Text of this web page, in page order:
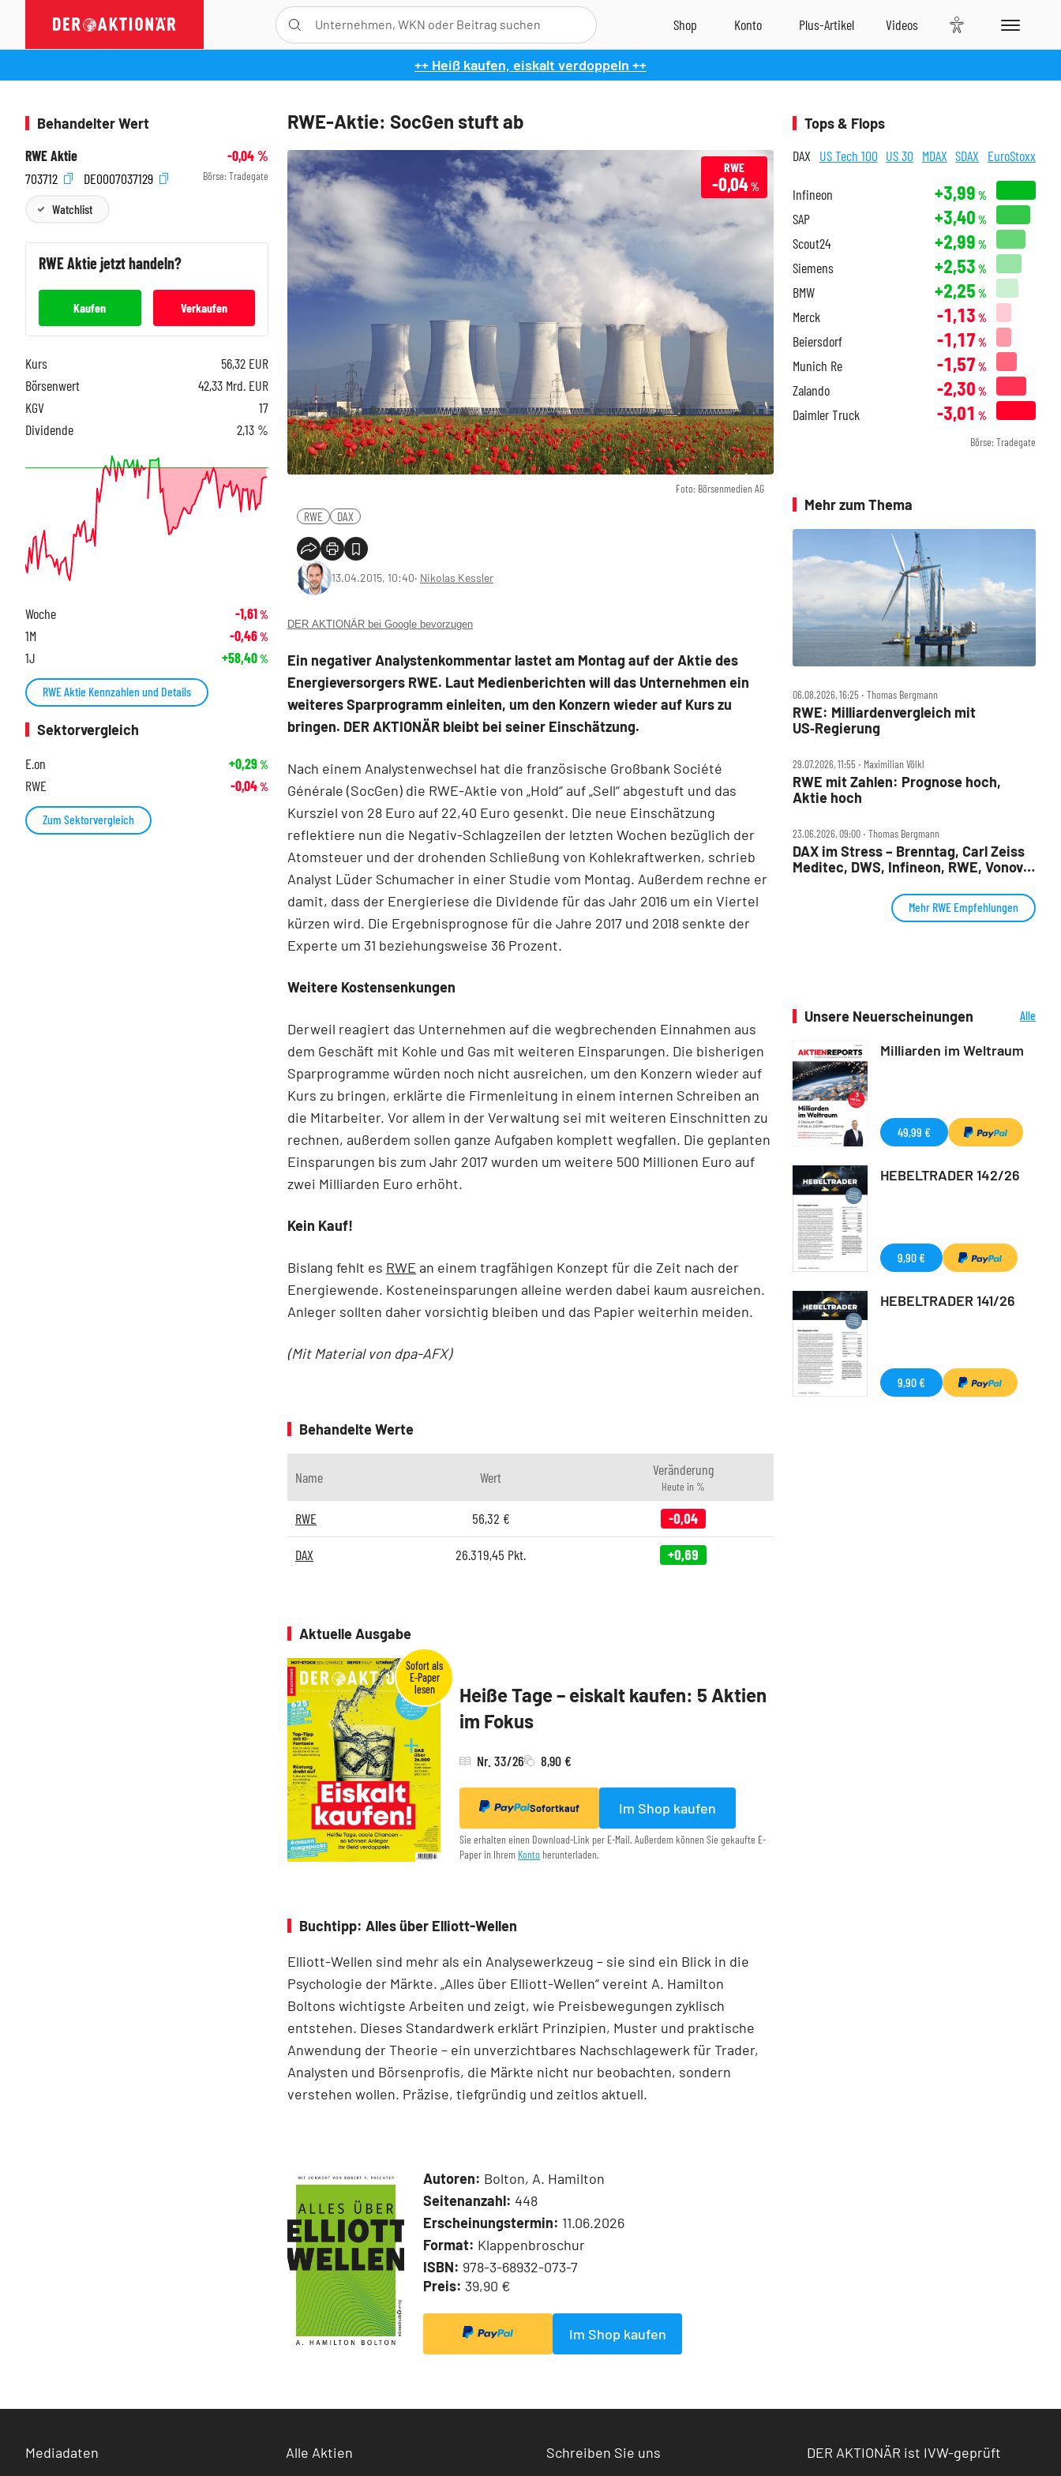
++ Heiß kaufen, eiskalt verdoppeln ++
RWE-Aktie: SocGen stuft ab
Foto: Börsenmedien AG
RWE
-0,04%
RWE DAX
13.04.2015, 10:40‧ Nikolas Kessler
DER AKTIONÄR bei Google bevorzugen
Ein negativer Analystenkommentar lastet am Montag auf der Aktie des
Energieversorgers RWE. Laut Medienberichten will das Unternehmen ein
weiteres Sparprogramm einleiten, um den Konzern wieder auf Kurs zu
bringen. DER AKTIONÄR bleibt bei seiner Einschätzung.
Nach einem Analystenwechsel hat die französische Großbank Société
Générale (SocGen) die RWE-Aktie von „Hold“ auf „Sell“ abgestuft und das
Kursziel von 28 Euro auf 22,40 Euro gesenkt. Die neue Einschätzung
reflektiere nun die Negativ-Schlagzeilen der letzten Wochen bezüglich der
Atomsteuer und der drohenden Schließung von Kohlekraftwerken, schrieb
Analyst Lüder Schumacher in einer Studie vom Montag. Außerdem rechne er
damit, dass der Energieriese die Dividende für das Jahr 2016 um ein Viertel
kürzen wird. Die Ergebnisprognose für die Jahre 2017 und 2018 senkte der
Experte um 31 beziehungsweise 36 Prozent.
Weitere Kostensenkungen
Derweil reagiert das Unternehmen auf die wegbrechenden Einnahmen aus
dem Geschäft mit Kohle und Gas mit weiteren Einsparungen. Die bisherigen
Sparprogramme würden noch nicht ausreichen, um den Konzern wieder auf
Kurs zu bringen, erklärte die Firmenleitung in einem internen Schreiben an
die Mitarbeiter. Vor allem in der Verwaltung sei mit weiteren Einschnitten zu
rechnen, außerdem sollen ganze Aufgaben komplett wegfallen. Die geplanten
Einsparungen bis zum Jahr 2017 wurden um weitere 500 Millionen Euro auf
zwei Milliarden Euro erhöht.
Kein Kauf!
Bislang fehlt es RWE an einem tragfähigen Konzept für die Zeit nach der
Energiewende. Kosteneinsparungen alleine werden dabei kaum ausreichen.
Anleger sollten daher vorsichtig bleiben und das Papier weiterhin meiden.
(Mit Material von dpa-AFX)
Behandelte Werte
Name Wert Veränderung
Heute in %
RWE 56,32 € -0,04
DAX 26.319,45 Pkt. +0,69
Aktuelle Ausgabe
Heiße Tage – eiskalt kaufen: 5 Aktien
im Fokus
Nr. 33/26 8,90 €
Sofortkauf Im Shop kaufen
Sie erhalten einen Download-Link per E-Mail. Außerdem können Sie gekaufte E-
Paper in Ihrem Konto herunterladen.
Buchtipp: Alles über Elliott-Wellen
Elliott-Wellen sind mehr als ein Analysewerkzeug – sie sind ein Blick in die
Psychologie der Märkte. „Alles über Elliott-Wellen“ vereint A. Hamilton
Boltons wichtigste Arbeiten und zeigt, wie Preisbewegungen zyklisch
entstehen. Dieses Standardwerk erklärt Prinzipien, Muster und praktische
Anwendung der Theorie – ein unverzichtbares Nachschlagewerk für Trader,
Analysten und Börsenprofis, die Märkte nicht nur beobachten, sondern
verstehen wollen. Präzise, tiefgründig und zeitlos aktuell.
Autoren: Bolton, A. Hamilton
Seitenanzahl: 448
Erscheinungstermin: 11.06.2026
Format: Klappenbroschur
ISBN: 978-3-68932-073-7
Preis: 39,90 €
Im Shop kaufen
Behandelter Wert
RWE Aktie
-0,04%
703712
DE0007037129 Börse: Tradegate
Watchlist
RWEAktie jetzt handeln?
Kaufen Verkaufen
Kurs 56,32 EUR
Börsenwert
42,33 Mrd. EUR
KGV
17
Dividende
2,13 %
Woche -1,61%
1M -0,46%
1J +58,40%
RWE Aktie Kennzahlen und Details
Sektorvergleich
E.on
+0,29%
RWE -0,04%
Zum Sektorvergleich
Tops & Flops
DAX US Tech 100 US 30 MDAX SDAX EuroStoxx
Infineon +3,99 %
SAP +3,40 %
Scout24 +2,99 %
Siemens +2,53 %
BMW +2,25 %
Merck -1,13 %
Beiersdorf -1,17 %
Munich Re -1,57 %
Zalando -2,30 %
Daimler Truck -3,01 %
Börse: Tradegate
Mehr zum Thema
06.08.2026, 16:25 ‧ Thomas Bergmann
RWE: Milliardenvergleich mit
US‑Regierung
29.07.2026, 11:55 ‧ Maximilian Völkl
RWE mit Zahlen: Prognose hoch,
Aktie hoch
23.06.2026, 09:00 ‧ Thomas Bergmann
DAX im Stress – Brenntag, Carl Zeiss
Meditec, DWS, Infineon, RWE, Vonovia
Mehr RWE Empfehlungen
Unsere Neuerscheinungen
Alle
Milliarden im Weltraum
49,99 €
HEBELTRADER 142/26
9,90 €
HEBELTRADER 141/26
9,90 €
Mediadaten
Alle Aktien
Schreiben Sie uns DER AKTIONÄR ist IVW-geprüft